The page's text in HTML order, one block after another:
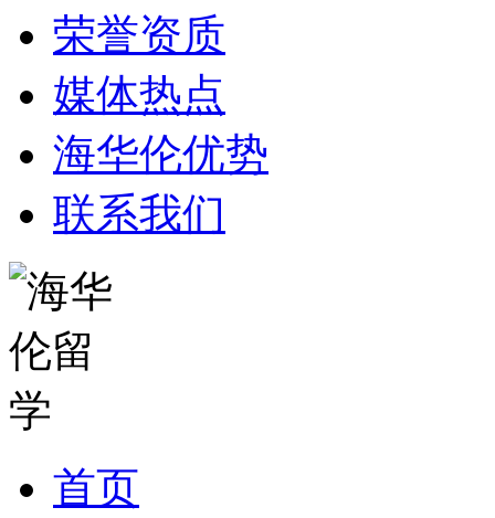
荣誉资质
媒体热点
海华伦优势
联系我们
首页